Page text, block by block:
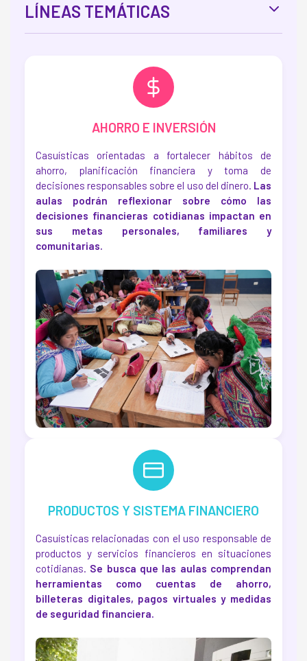
LÍNEAS TEMÁTICAS
AHORRO E INVERSIÓN
Casuísticas orientadas a fortalecer hábitos de
ahorro, planificación financiera y toma de
decisiones responsables sobre el uso del dinero. Las
aulas podrán reflexionar sobre cómo las
decisiones financieras cotidianas impactan en
sus metas personales, familiares y
comunitarias.
PRODUCTOS Y SISTEMA FINANCIERO
Casuísticas relacionadas con el uso responsable de
productos y servicios financieros en situaciones
cotidianas. Se busca que las aulas comprendan
herramientas como cuentas de ahorro,
billeteras digitales, pagos virtuales y medidas
de seguridad financiera.